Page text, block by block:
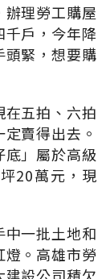
理勞工購屋
戶，今年降
頭緊，想要購
五拍、六拍
賣得出去。
」屬於高級
20萬元，現
一批土地和
。高雄市勞
設公司積欠